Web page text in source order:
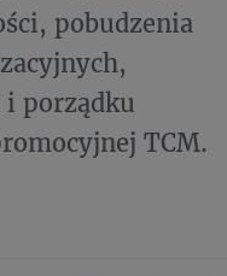
pobudzenia
i porządku
TCM.